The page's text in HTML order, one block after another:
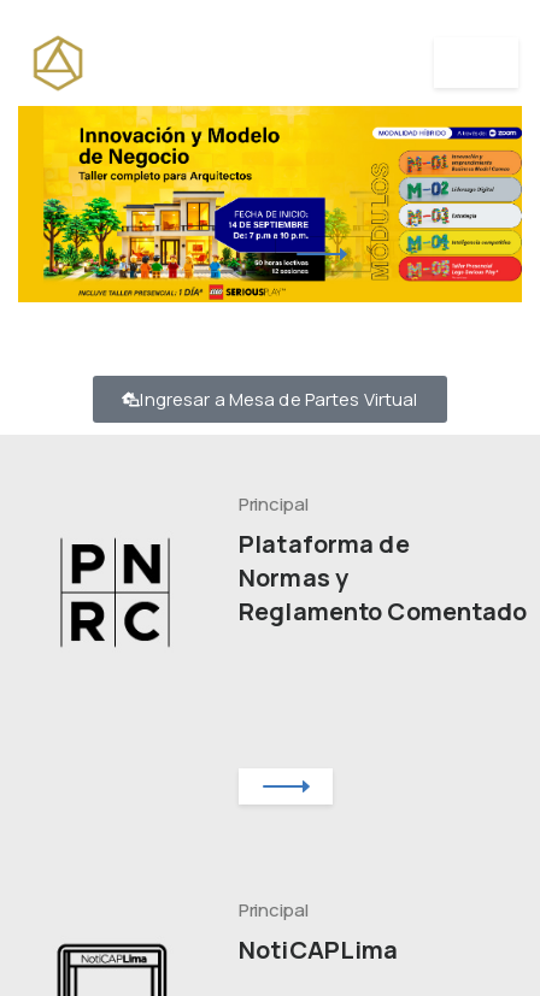
Ingresar a Mesa de Partes Virtual
Principal
Plataforma de
Normas y
Reglamento Comentado
Principal
NotiCAPLima